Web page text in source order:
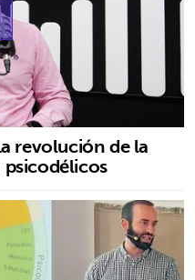
revolución de la